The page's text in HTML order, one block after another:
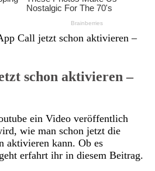
Call jetzt schon aktivieren –
schon aktivieren –
ein Video veröffentlich
wie man schon jetzt die
aktivieren kann. Ob es
erfahrt ihr in diesem Beitrag.